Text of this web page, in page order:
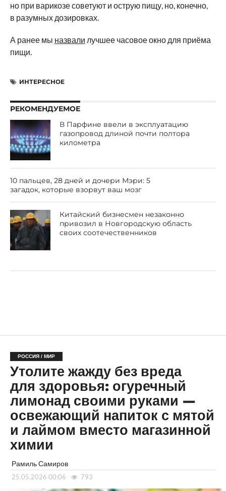
но при варикозе советуют и острую пищу, но, конечно,
в разумных дозировках.
А ранее мы назвали лучшее часовое окно для приёма
пищи.
ИНТЕРЕСНОЕ
РЕКОМЕНДУЕМОЕ
В Парфине ввели в эксплуатацию
газопровод длиной почти полтора
километра
10 пальцев, 28 дней и дочери Мэри: 5
загадок, которые взорвут ваш мозг
Китайский бизнесмен незаконно
привозил в Новгородскую область
своих соотечественников
РОССИЯ / МИР
Утолите жажду без вреда
для здоровья: огуречный
лимонад своими руками —
освежающий напиток с мятой
и лаймом вместо магазинной
химии
Рамиль Самиров
25.05.2026 00:06 793